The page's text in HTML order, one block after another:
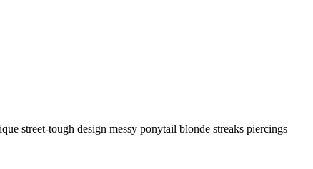
street-tough design messy ponytail blonde streaks piercings